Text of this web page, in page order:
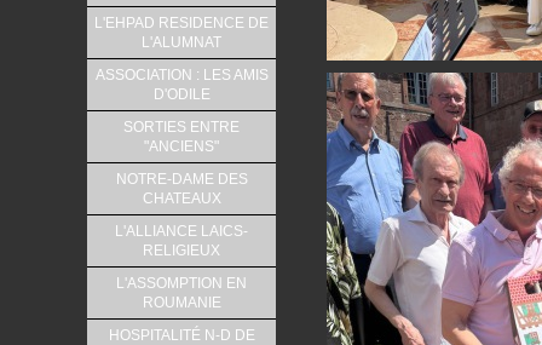
L'EHPAD RESIDENCE DE
L'ALUMNAT
ASSOCIATION : LES AMIS
D'ODILE
SORTIES ENTRE
"ANCIENS"
NOTRE-DAME DES
CHATEAUX
L'ALLIANCE LAICS-
RELIGIEUX
L'ASSOMPTION EN
ROUMANIE
HOSPITALITÉ N-D DE